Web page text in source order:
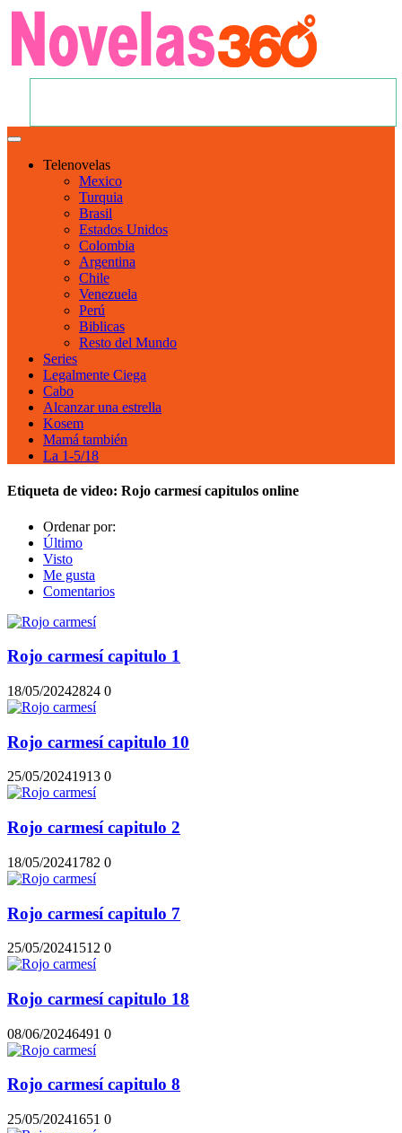
Telenovelas
Mexico
Turquia
Brasil
Estados Unidos
Colombia
Argentina
Chile
Venezuela
Perú
Biblicas
Resto del Mundo
Series
Legalmente Ciega
Cabo
Alcanzar una estrella
Kosem
Mamá también
La 1-5/18
Etiqueta de video: Rojo carmesí capitulos online
Ordenar por:
Último
Visto
Me gusta
Comentarios
Rojo carmesí capitulo 1
18/05/20242824 0
Rojo carmesí capitulo 10
25/05/20241913 0
Rojo carmesí capitulo 2
18/05/20241782 0
Rojo carmesí capitulo 7
25/05/2024151 2 0
Rojo carmesí capitulo 18
08/06/20246491 0
Rojo carmesí capitulo 8
25/05/20241651 0